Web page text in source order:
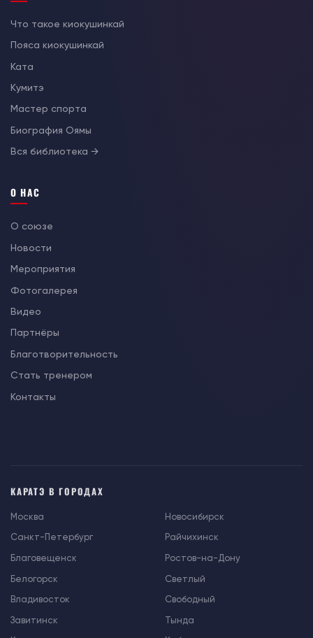
Что такое киокушинкай
Пояса киокушинкай
Ката
Кумитэ
Мастер спорта
Биография Оямы
Вся библиотека →
О НАС
О союзе
Новости
Мероприятия
Фотогалерея
Видео
Партнёры
Благотворительность
Стать тренером
Контакты
КАРАТЭ В ГОРОДАХ
Москва
Санкт-Петербург
Благовещенск
Белогорск
Владивосток
Завитинск
Новосибирск
Райчихинск
Ростов-на-Дону
Светлый
Свободный
Тында